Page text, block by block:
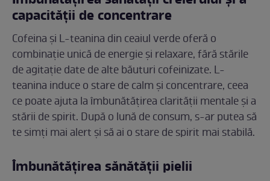
capacității de concentrare
Cofeina și L-teanina din ceaiul verde oferă o
combinație unică de energie și relaxare, fără stările
de agitație date de alte băuturi cofeinizate. L-
teanina induce o stare de calm și concentrare, ceea
ce poate ajuta la îmbunătățirea clarității mentale și a
stării de spirit. După o lună de consum, s-ar putea să
te simți mai alert și să ai o stare de spirit mai stabilă.
Îmbunătățirea sănătății pielii